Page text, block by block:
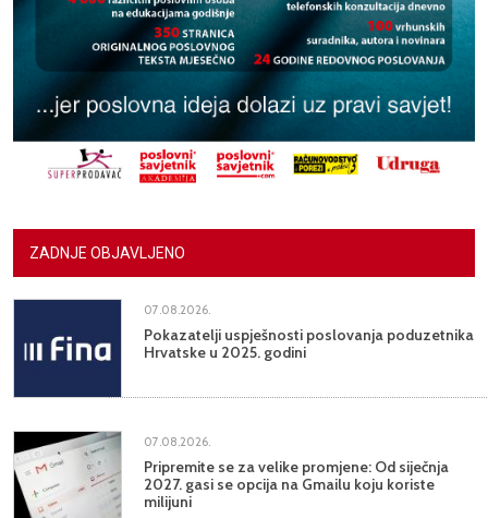
ZADNJE OBJAVLJENO
07.08.2026.
Pokazatelji uspješnosti poslovanja poduzetnika
Hrvatske u 2025. godini
07.08.2026.
Pripremite se za velike promjene: Od siječnja
2027. gasi se opcija na Gmailu koju koriste
milijuni